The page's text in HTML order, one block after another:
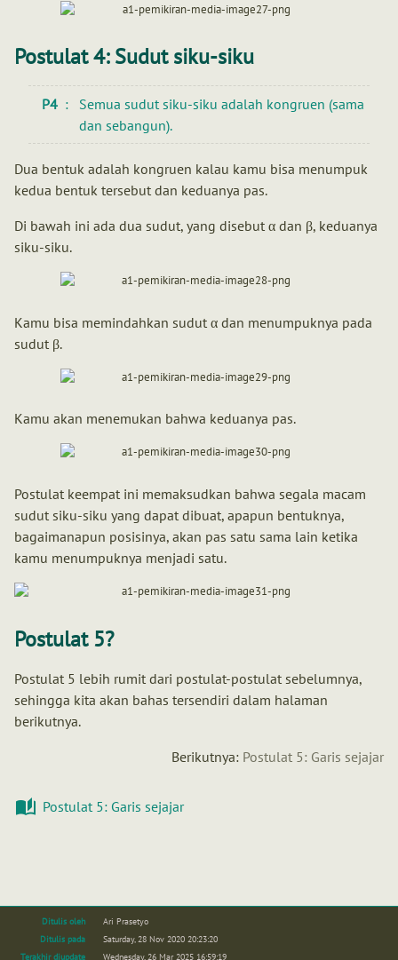
Postulat 4: Sudut siku-siku
P4
Semua sudut siku-siku adalah kongruen (sama
dan sebangun).
Dua bentuk adalah kongruen kalau kamu bisa menumpuk
kedua bentuk tersebut dan keduanya pas.
Di bawah ini ada dua sudut, yang disebut α dan β, keduanya
siku-siku.
Kamu bisa memindahkan sudut α dan menumpuknya pada
sudut β.
Kamu akan menemukan bahwa keduanya pas.
Postulat keempat ini memaksudkan bahwa segala macam
sudut siku-siku yang dapat dibuat, apapun bentuknya,
bagaimanapun posisinya, akan pas satu sama lain ketika
kamu menumpuknya menjadi satu.
Postulat 5?
Postulat 5 lebih rumit dari postulat-postulat sebelumnya,
sehingga kita akan bahas tersendiri dalam halaman
berikutnya.
Berikutnya: Postulat 5: Garis sejajar
Postulat 5: Garis sejajar
Ditulis oleh
Ari Prasetyo
Ditulis pada
Saturday, 28 Nov 2020 20:23:20
Terakhir diupdate
Wednesday, 26 Mar 2025 16:59:19